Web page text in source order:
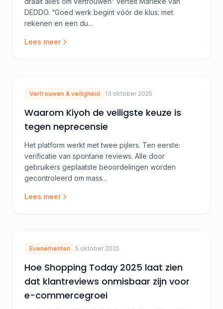
DEDDO. “Goed werk begint vóór de klus: met
rekenen en een du...
Lees meer
Vertrouwen & veiligheid 13 oktober 2025
Waarom Kiyoh de veiligste keuze is
tegen neprecensie
Het platform werkt met twee pijlers. Ten eerste:
verificatie van spontane reviews. Alle door
gebruikers geplaatste beoordelingen worden
gecontroleerd om mass...
Lees meer
Evenementen 5 oktober 2025
Hoe Shopping Today 2025 laat zien
dat klantreviews onmisbaar zijn voor
e-commercegroei